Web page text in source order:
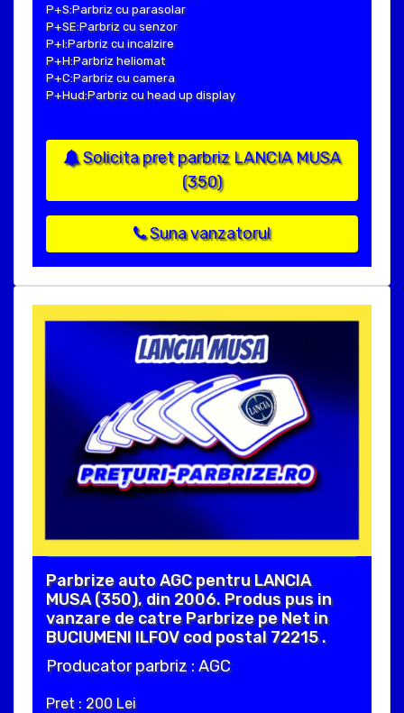
P+S:Parbriz cu parasolar
P+SE:Parbriz cu senzor
P+I:Parbriz cu incalzire
P+H:Parbriz heliomat
P+C:Parbriz cu camera
P+Hud:Parbriz cu head up display
Solicita pret parbriz LANCIA MUSA
(350)
Suna vanzatorul
Parbrize auto AGC pentru LANCIA
MUSA (350), din 2006. Produs pus in
vanzare de catre Parbrize pe Net in
BUCIUMENI ILFOV cod postal 72215 .
Producator parbriz : AGC
Pret : 200 Lei